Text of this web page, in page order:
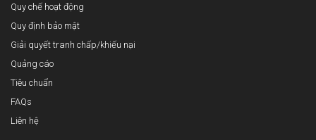
Quy chế hoạt động
Quy định bảo mật
Giải quyết tranh chấp/khiếu nại
Quảng cáo
Tiêu chuẩn
FAQs
Liên hệ